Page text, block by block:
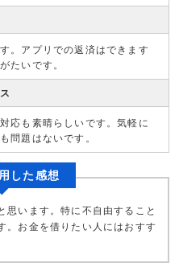
。アプリでの返済はできます
たいです。
応も素晴らしいです。気軽に
問題はないです。
した感想
思います。特に不自由すること
。お金を借りたい人にはおすす